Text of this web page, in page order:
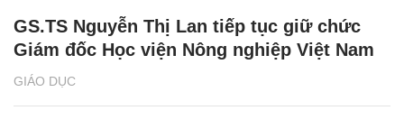
GIÁO DỤC
GS.TS Nguyễn Thị Lan tiếp tục giữ chức
Giám đốc Học viện Nông nghiệp Việt Nam